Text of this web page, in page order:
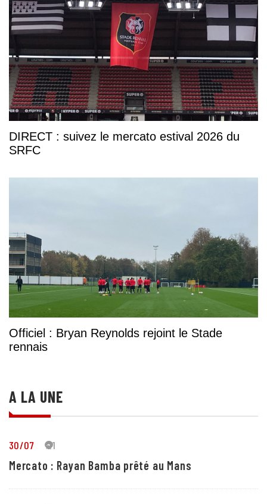
DIRECT : suivez le mercato estival 2026 du
SRFC
Officiel : Bryan Reynolds rejoint le Stade
rennais
A LA UNE
30/07 21
Mercato : Rayan Bamba prêté au Mans